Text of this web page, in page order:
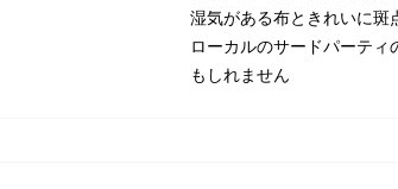
湿気がある布ときれいに斑
ローカルのサードパーテ
もしれません